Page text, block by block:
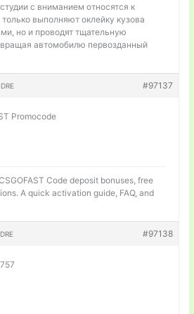
с вниманием относятся к
выполняют оклейку кузова
но и проводят тщательную
автомобилю первозданный
#97137
Promocode
Code deposit bonuses, free
A quick activation guide, FAQ, and
#97138